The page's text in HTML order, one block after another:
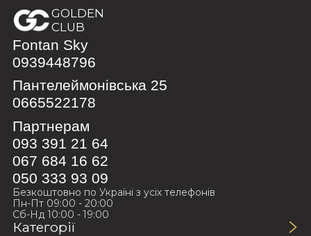
GOLDEN
CLUB
Fontan Sky
0939448796
Пантелеймонівська 25
0665522178
Партнерам
093 391 21 64
067 684 16 62
050 333 93 09
Безкоштовно по Україні з усіх телефонів
Пн-Пт 09:00 - 20:00
Сб-Нд 10:00 - 19:00
Категорії